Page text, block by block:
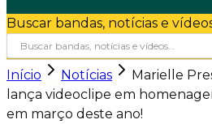
Buscar bandas, notícias e
Início Notícias
Marielle
lança videoclipe em
em março deste ano!